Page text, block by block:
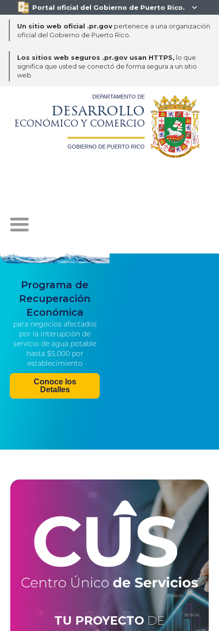
Portal oficial del Gobierno de Puerto Rico. 
Un sitio web oficial .pr.govpertenece a una organización
oficial del Gobierno de Puerto Rico.
Los sitios web seguros .pr.gov usan HTTPS, lo que
significa que usted se conectó de forma segura a un sitio
web.
DEPARTAMENTO DE
DESARROLLO
ECONÓMICO Y COMERCIO
GOBIERNO DE PUERTO RICO
Programa de
Recuperación
Económica
para negocios afectados
por la interupción de
servicio de agua potable
hasta $5,000 por
establecimiento
Conoce los
Detalles
TU PROYECTODE